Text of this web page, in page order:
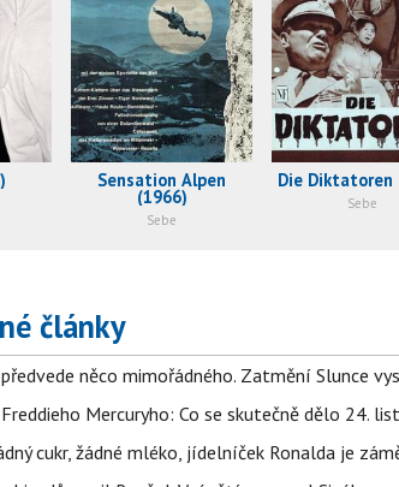
Sensation Alpen
(1966)
Sebe
Die Diktatoren
Sebe
články
něco mimořádného. Zatmění Slunce
Mercuryho: Co se skutečně dělo 24.
cukr, žádné mléko, jídelníček Ronalda je